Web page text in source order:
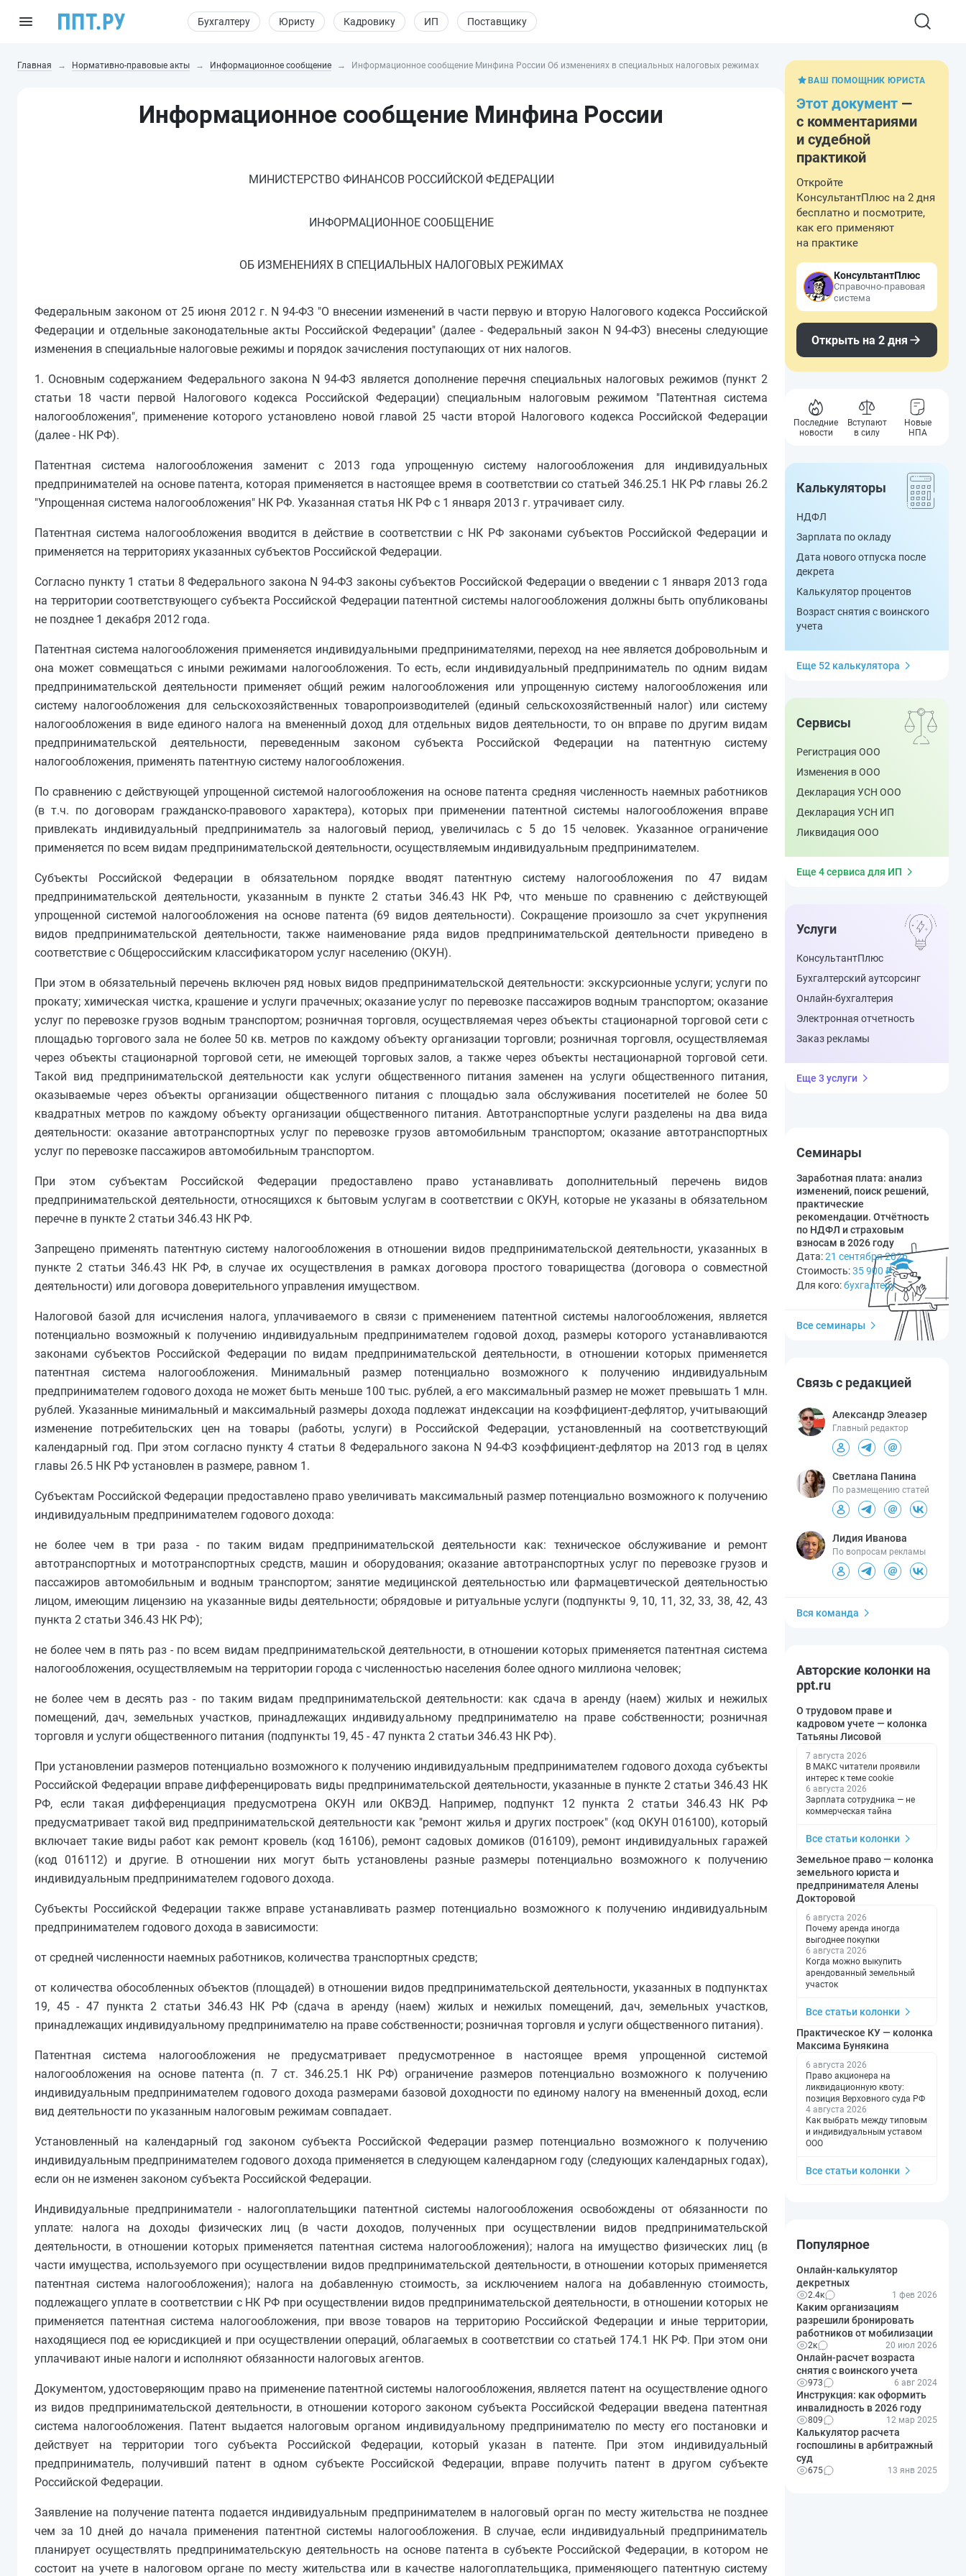
Бухгалтеру Юристу Кадровику ИП Поставщику
Главная Нормативно-правовые акты Информационное сообщение Информационное сообщение Минфина России Об изменениях в специальных налоговых режимах
Информационное сообщение Минфина России
МИНИСТЕРСТВО ФИНАНСОВ РОССИЙСКОЙ ФЕДЕРАЦИИ
ИНФОРМАЦИОННОЕ СООБЩЕНИЕ
ОБ ИЗМЕНЕНИЯХ В СПЕЦИАЛЬНЫХ НАЛОГОВЫХ РЕЖИМАХ
Федеральным законом от 25 июня 2012 г. N 94-ФЗ "О внесении изменений в части первую и вторую Налогового кодекса Российской
Федерации и отдельные законодательные акты Российской Федерации" (далее - Федеральный закон N 94-ФЗ) внесены следующие
изменения в специальные налоговые режимы и порядок зачисления поступающих от них налогов.
1. Основным содержанием Федерального закона N 94-ФЗ является дополнение перечня специальных налоговых режимов (пункт 2
статьи 18 части первой Налогового кодекса Российской Федерации) специальным налоговым режимом "Патентная система
налогообложения", применение которого установлено новой главой 25 части второй Налогового кодекса Российской Федерации
(далее - НК РФ).
Патентная система налогообложения заменит с 2013 года упрощенную систему налогообложения для индивидуальных
предпринимателей на основе патента, которая применяется в настоящее время в соответствии со статьей 346.25.1 НК РФ главы 26.2
"Упрощенная система налогообложения" НК РФ. Указанная статья НК РФ с 1 января 2013 г. утрачивает силу.
Патентная система налогообложения вводится в действие в соответствии с НК РФ законами субъектов Российской Федерации и
применяется на территориях указанных субъектов Российской Федерации.
Согласно пункту 1 статьи 8 Федерального закона N 94-ФЗ законы субъектов Российской Федерации о введении с 1 января 2013 года
на территории соответствующего субъекта Российской Федерации патентной системы налогообложения должны быть опубликованы
не позднее 1 декабря 2012 года.
Патентная система налогообложения применяется индивидуальными предпринимателями, переход на нее является добровольным и
она может совмещаться с иными режимами налогообложения. То есть, если индивидуальный предприниматель по одним видам
предпринимательской деятельности применяет общий режим налогообложения или упрощенную систему налогообложения или
систему налогообложения для сельскохозяйственных товаропроизводителей (единый сельскохозяйственный налог) или систему
налогообложения в виде единого налога на вмененный доход для отдельных видов деятельности, то он вправе по другим видам
предпринимательской деятельности, переведенным законом субъекта Российской Федерации на патентную систему
налогообложения, применять патентную систему налогообложения.
По сравнению с действующей упрощенной системой налогообложения на основе патента средняя численность наемных работников
(в т.ч. по договорам гражданско-правового характера), которых при применении патентной системы налогообложения вправе
привлекать индивидуальный предприниматель за налоговый период, увеличилась с 5 до 15 человек. Указанное ограничение
применяется по всем видам предпринимательской деятельности, осуществляемым индивидуальным предпринимателем.
Субъекты Российской Федерации в обязательном порядке вводят патентную систему налогообложения по 47 видам
предпринимательской деятельности, указанным в пункте 2 статьи 346.43 НК РФ, что меньше по сравнению с действующей
упрощенной системой налогообложения на основе патента (69 видов деятельности). Сокращение произошло за счет укрупнения
видов предпринимательской деятельности, также наименование ряда видов предпринимательской деятельности приведено в
соответствие с Общероссийским классификатором услуг населению (ОКУН).
При этом в обязательный перечень включен ряд новых видов предпринимательской деятельности: экскурсионные услуги; услуги по
прокату; химическая чистка, крашение и услуги прачечных; оказание услуг по перевозке пассажиров водным транспортом; оказание
услуг по перевозке грузов водным транспортом; розничная торговля, осуществляемая через объекты стационарной торговой сети с
площадью торгового зала не более 50 кв. метров по каждому объекту организации торговли; розничная торговля, осуществляемая
через объекты стационарной торговой сети, не имеющей торговых залов, а также через объекты нестационарной торговой сети.
Такой вид предпринимательской деятельности как услуги общественного питания заменен на услуги общественного питания,
оказываемые через объекты организации общественного питания с площадью зала обслуживания посетителей не более 50
квадратных метров по каждому объекту организации общественного питания. Автотранспортные услуги разделены на два вида
деятельности: оказание автотранспортных услуг по перевозке грузов автомобильным транспортом; оказание автотранспортных
услуг по перевозке пассажиров автомобильным транспортом.
При этом субъектам Российской Федерации предоставлено право устанавливать дополнительный перечень видов
предпринимательской деятельности, относящихся к бытовым услугам в соответствии с ОКУН, которые не указаны в обязательном
перечне в пункте 2 статьи 346.43 НК РФ.
Запрещено применять патентную систему налогообложения в отношении видов предпринимательской деятельности, указанных в
пункте 2 статьи 346.43 НК РФ, в случае их осуществления в рамках договора простого товарищества (договора о совместной
деятельности) или договора доверительного управления имуществом.
Налоговой базой для исчисления налога, уплачиваемого в связи с применением патентной системы налогообложения, является
потенциально возможный к получению индивидуальным предпринимателем годовой доход, размеры которого устанавливаются
законами субъектов Российской Федерации по видам предпринимательской деятельности, в отношении которых применяется
патентная система налогообложения. Минимальный размер потенциально возможного к получению индивидуальным
предпринимателем годового дохода не может быть меньше 100 тыс. рублей, а его максимальный размер не может превышать 1 млн.
рублей. Указанные минимальный и максимальный размеры дохода подлежат индексации на коэффициент-дефлятор, учитывающий
изменение потребительских цен на товары (работы, услуги) в Российской Федерации, установленный на соответствующий
календарный год. При этом согласно пункту 4 статьи 8 Федерального закона N 94-ФЗ коэффициент-дефлятор на 2013 год в целях
главы 26.5 НК РФ установлен в размере, равном 1.
Субъектам Российской Федерации предоставлено право увеличивать максимальный размер потенциально возможного к получению
индивидуальным предпринимателем годового дохода:
не более чем в три раза - по таким видам предпринимательской деятельности как: техническое обслуживание и ремонт
автотранспортных и мототранспортных средств, машин и оборудования; оказание автотранспортных услуг по перевозке грузов и
пассажиров автомобильным и водным транспортом; занятие медицинской деятельностью или фармацевтической деятельностью
лицом, имеющим лицензию на указанные виды деятельности; обрядовые и ритуальные услуги (подпункты 9, 10, 11, 32, 33, 38, 42, 43
пункта 2 статьи 346.43 НК РФ);
не более чем в пять раз - по всем видам предпринимательской деятельности, в отношении которых применяется патентная система
налогообложения, осуществляемым на территории города с численностью населения более одного миллиона человек;
не более чем в десять раз - по таким видам предпринимательской деятельности: как сдача в аренду (наем) жилых и нежилых
помещений, дач, земельных участков, принадлежащих индивидуальному предпринимателю на праве собственности; розничная
торговля и услуги общественного питания (подпункты 19, 45 - 47 пункта 2 статьи 346.43 НК РФ).
При установлении размеров потенциально возможного к получению индивидуальным предпринимателем годового дохода субъекты
Российской Федерации вправе дифференцировать виды предпринимательской деятельности, указанные в пункте 2 статьи 346.43 НК
РФ, если такая дифференциация предусмотрена ОКУН или ОКВЭД. Например, подпункт 12 пункта 2 статьи 346.43 НК РФ
предусматривает такой вид предпринимательской деятельности как "ремонт жилья и других построек" (код ОКУН 016100), который
включает такие виды работ как ремонт кровель (код 16106), ремонт садовых домиков (016109), ремонт индивидуальных гаражей
(код 016112) и другие. В отношении них могут быть установлены разные размеры потенциально возможного к получению
индивидуальным предпринимателем годового дохода.
Субъекты Российской Федерации также вправе устанавливать размер потенциально возможного к получению индивидуальным
предпринимателем годового дохода в зависимости:
от средней численности наемных работников, количества транспортных средств;
от количества обособленных объектов (площадей) в отношении видов предпринимательской деятельности, указанных в подпунктах
19, 45 - 47 пункта 2 статьи 346.43 НК РФ (сдача в аренду (наем) жилых и нежилых помещений, дач, земельных участков,
принадлежащих индивидуальному предпринимателю на праве собственности; розничная торговля и услуги общественного питания).
Патентная система налогообложения не предусматривает предусмотренное в настоящее время упрощенной системой
налогообложения на основе патента (п. 7 ст. 346.25.1 НК РФ) ограничение размеров потенциально возможного к получению
индивидуальным предпринимателем годового дохода размерами базовой доходности по единому налогу на вмененный доход, если
вид деятельности по указанным налоговым режимам совпадает.
Установленный на календарный год законом субъекта Российской Федерации размер потенциально возможного к получению
индивидуальным предпринимателем годового дохода применяется в следующем календарном году (следующих календарных годах),
если он не изменен законом субъекта Российской Федерации.
Индивидуальные предприниматели - налогоплательщики патентной системы налогообложения освобождены от обязанности по
уплате: налога на доходы физических лиц (в части доходов, полученных при осуществлении видов предпринимательской
деятельности, в отношении которых применяется патентная система налогообложения); налога на имущество физических лиц (в
части имущества, используемого при осуществлении видов предпринимательской деятельности, в отношении которых применяется
патентная система налогообложения); налога на добавленную стоимость, за исключением налога на добавленную стоимость,
подлежащего уплате в соответствии с НК РФ при осуществлении видов предпринимательской деятельности, в отношении которых не
применяется патентная система налогообложения, при ввозе товаров на территорию Российской Федерации и иные территории,
находящиеся под ее юрисдикцией и при осуществлении операций, облагаемых в соответствии со статьей 174.1 НК РФ. При этом они
уплачивают иные налоги и исполняют обязанности налоговых агентов.
Документом, удостоверяющим право на применение патентной системы налогообложения, является патент на осуществление одного
из видов предпринимательской деятельности, в отношении которого законом субъекта Российской Федерации введена патентная
система налогообложения. Патент выдается налоговым органом индивидуальному предпринимателю по месту его постановки и
действует на территории того субъекта Российской Федерации, который указан в патенте. При этом индивидуальный
предприниматель, получивший патент в одном субъекте Российской Федерации, вправе получить патент в другом субъекте
Российской Федерации.
Заявление на получение патента подается индивидуальным предпринимателем в налоговый орган по месту жительства не позднее
чем за 10 дней до начала применения патентной системы налогообложения. В случае, если индивидуальный предприниматель
планирует осуществлять предпринимательскую деятельность на основе патента в субъекте Российской Федерации, в котором не
состоит на учете в налоговом органе по месту жительства или в качестве налогоплательщика, применяющего патентную систему
ВАШ ПОМОЩНИК ЮРИСТА
Этот документ —
с комментариями
и судебной
практикой
Откройте
КонсультантПлюс на 2 дня
бесплатно и посмотрите,
как его применяют
на практике
КонсультантПлюс
Справочно-правовая
система
Открыть на 2 дня
Последние
новости
Вступают
в силу
Новые
НПА
Калькуляторы
НДФЛ
Зарплата по окладу
Дата нового отпуска после
декрета
Калькулятор процентов
Возраст снятия с воинского
учета
Еще 52 калькулятора
Сервисы
Регистрация ООО
Изменения в ООО
Декларация УСН ООО
Декларация УСН ИП
Ликвидация ООО
Еще 4 сервиса для ИП
Услуги
КонсультантПлюс
Бухгалтерский аутсорсинг
Онлайн-бухгалтерия
Электронная отчетность
Заказ рекламы
Еще 3 услуги
Семинары
Заработная плата: анализ
изменений, поиск решений,
практические
рекомендации. Отчётность
по НДФЛ и страховым
взносам в 2026 году
Дата:21 сентября 2026
Стоимость:35 900 ₽
Для кого:бухгалтеру
Все семинары
Связь с редакцией
Александр Элеазер
Главный редактор
Светлана Панина
По размещению статей
Лидия Иванова
По вопросам рекламы
Вся команда
Авторские колонки на
ppt.ru
О трудовом праве и
кадровом учете — колонка
Татьяны Лисовой
7 августа 2026
В МАКС читатели проявили
интерес к теме cookie
6 августа 2026
Зарплата сотрудника — не
коммерческая тайна
Все статьи колонки
Земельное право — колонка
земельного юриста и
предпринимателя Алены
Докторовой
6 августа 2026
Почему аренда иногда
выгоднее покупки
6 августа 2026
Когда можно выкупить
арендованный земельный
участок
Все статьи колонки
Практическое КУ — колонка
Максима Бунякина
6 августа 2026
Право акционера на
ликвидационную квоту:
позиция Верховного суда РФ
4 августа 2026
Как выбрать между типовым
и индивидуальным уставом
ООО
Все статьи колонки
Популярное
Онлайн-калькулятор
декретных
2.4к 1 фев 2026
Каким организациям
разрешили бронировать
работников от мобилизации
2к 20 июл 2026
Онлайн-расчет возраста
снятия с воинского учета
973 6 авг 2024
Инструкция: как оформить
инвалидность в 2026 году
809 12 мар 2025
Калькулятор расчета
госпошлины в арбитражный
суд
675 13 янв 2025